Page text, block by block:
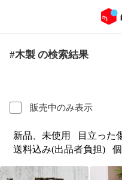
#木製 の検索結果
販売中のみ表示
新品、未使用
目立った
送料込み(出品者負担)